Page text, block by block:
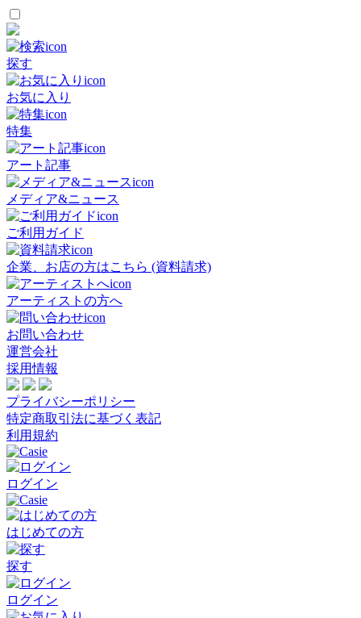
探す
お気に入り
特集
アート記事
メディア&ニュース
ご利用ガイド
企業、お店の方はこちら (資料請求)
アーティストの方へ
お問い合わせ
運営会社
採用情報
プライバシーポリシー
特定商取引法に基づく表記
利用規約
ログイン
はじめての方
探す
ログイン